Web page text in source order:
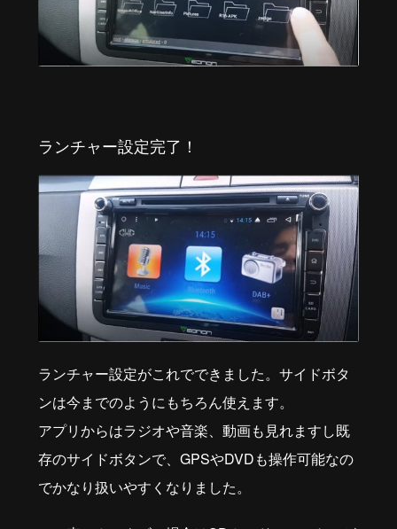
ランチャー設定完了！
ランチャー設定がこれでできました。サイドボタ
ンは今までのようにもちろん使えます。
アプリからはラジオや音楽、動画も見れますし既
存のサイドボタンで、GPSやDVDも操作可能なの
でかなり扱いやすくなりました。